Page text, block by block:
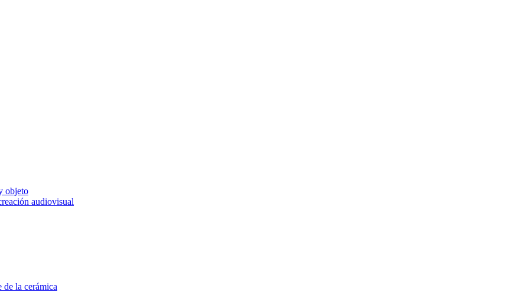
objeto
audiovisual
de la cerámica